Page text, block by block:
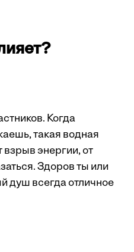
Когда
такая водная
взрыв энергии, от
Здоров ты или
душ всегда отличное